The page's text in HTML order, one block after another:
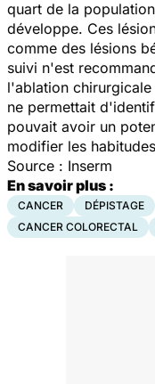
quart de la
développe. Ces
comme des lésions
suivi n'est
l'ablation
ne permettait
pouvait avoir un
modifier les
Source : Inserm
En savoir plus :
CANCER DÉPISTAGE
CANCER COLORECTAL